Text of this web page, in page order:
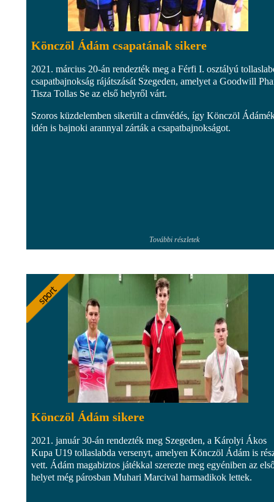
Könczöl Ádám csapatának sikere
2021. március 20-án rendezték meg a Férfi I. osztályú
csapatbajnokság rájátszását Szegeden, amelyet a Goodwill
Tisza Tollas Se az első helyről várt.
Szoros küzdelemben sikerült a címvédés, így Könczöl
idén is bajnoki arannyal zárták a csapatbajnokságot.
További részletek
Könczöl Ádám sikere
2021. január 30-án rendezték meg Szegeden, a Károlyi Ákos
Kupa U19 tollaslabda versenyt, amelyen Könczöl Ádám is
vett. Ádám magabiztos játékkal szerezte meg egyéniben az
helyet még párosban Muhari Marcival harmadikok lettek.